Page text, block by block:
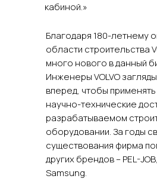
кабиной.»
Благодаря 180-летнему
области строительства
много нового в данный
Инженеры VOLVO
вперед, чтобы
научно-технические
разрабатываемом
оборудовании. За годы
существования фирма
других брендов – PEL-
Samsung.